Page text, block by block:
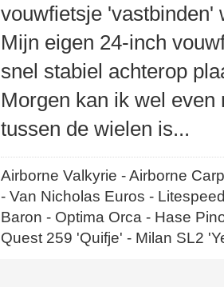
vouwfietsje 'vastbinden'
Mijn eigen 24-inch
snel stabiel achterop
Morgen kan ik wel
tussen de wielen is...
Airborne Valkyrie - Airborne
- Van Nicholas Euros -
Baron - Optima Orca - Hase
Quest 259 'Quifje' - Milan SL2